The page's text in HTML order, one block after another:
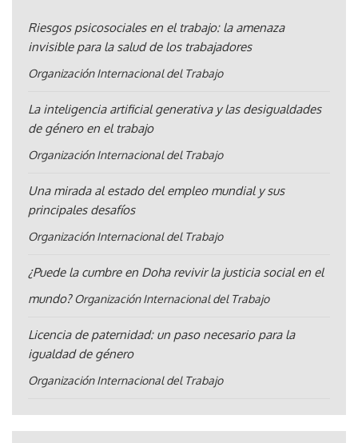
Riesgos psicosociales en el trabajo: la amenaza
invisible para la salud de los trabajadores
Organización Internacional del Trabajo
La inteligencia artificial generativa y las desigualdades
de género en el trabajo
Organización Internacional del Trabajo
Una mirada al estado del empleo mundial y sus
principales desafíos
Organización Internacional del Trabajo
¿Puede la cumbre en Doha revivir la justicia social en el
mundo? Organización Internacional del Trabajo
Licencia de paternidad: un paso necesario para la
igualdad de género
Organización Internacional del Trabajo